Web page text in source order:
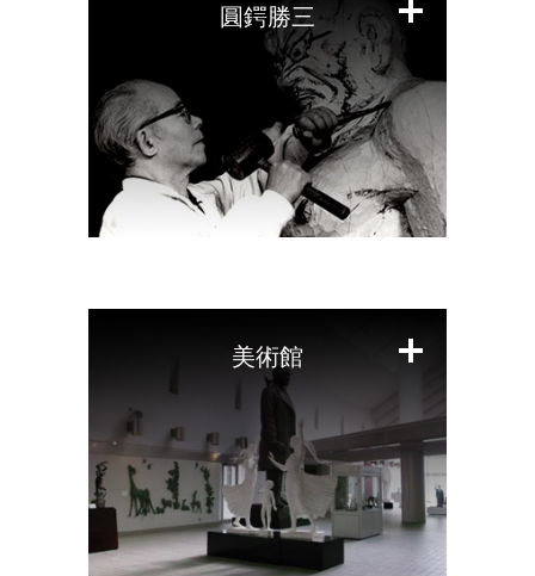
圓鍔勝三
る
美術館